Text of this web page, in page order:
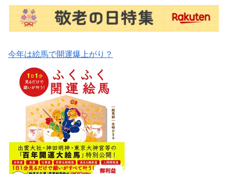
今年は絵馬で開運爆上がり？